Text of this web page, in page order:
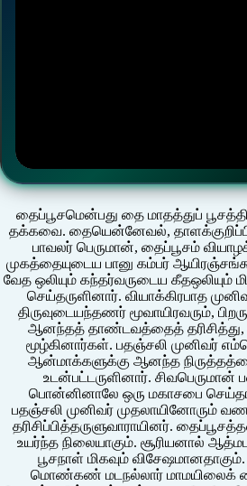
தைப்பூசமென்பது தை மாதத்துப்
தக்கவை. தையென்னேவல்,
பாவலர் பெருமான், தைப்பூசம்
முகத்தையுடைய பானு கம்பர்
வேத ஒலியும் கந்தர்வருடைய கீதஒலியும்
செய்தருளினார். வியாக்கிரபாத
திருவுடையந்தணர் மூவாயிரவரும்,
ஆனந்தத் தாண்டவத்தைத் தரிசித்து,
மூழ்கினார்கள். பதஞ்சலி முனிவர்
ஆன்மாக்களுக்கு ஆனந்த
உடன்பட்டருளினார்.
பொன்னினாலே ஒரு மகாசபை
பதஞ்சலி முனிவர் முதலாயினோரும்
தரிசிப்பித்தருளுவாராயினர்.
உயர்ந்த நிலையாகும். சூரியனால்
பூசநாள் மிகவும்
மொண்கண் மடநல்லார் மாமயிலைக்